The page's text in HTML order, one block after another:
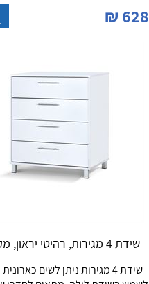
628
₪
שידת 4 מגירות, רהיטי יראון, מקט 384
שידת 4 מגירות ניתן לשים